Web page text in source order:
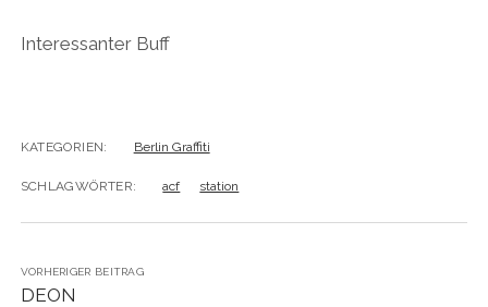
Interessanter Buff
KATEGORIEN: Berlin Graffiti
SCHLAGWÖRTER: acf station
VORHERIGER BEITRAG
DEON